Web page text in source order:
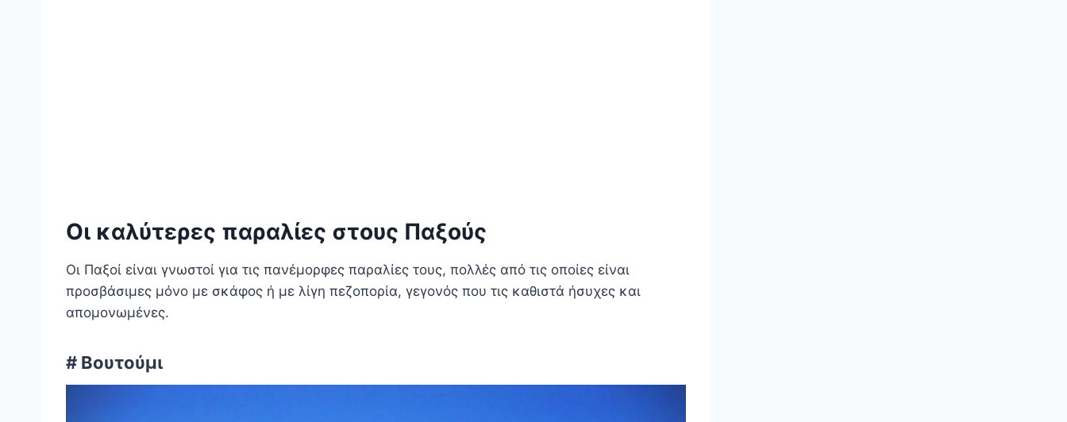
Οι καλύτερες παραλίες στους Παξούς
Οι Παξοί είναι γνωστοί για τις πανέμορφες παραλίες τους, πολλές από τις οποίες είναι
προσβάσιμες μόνο με σκάφος ή με λίγη πεζοπορία, γεγονός που τις καθιστά ήσυχες και
απομονωμένες.
# Βουτούμι